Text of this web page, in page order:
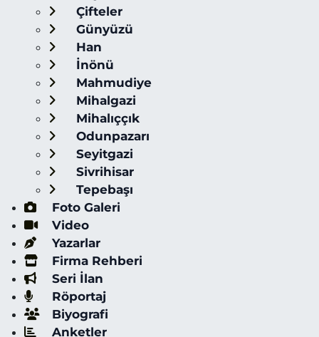
Çifteler
Günyüzü
Han
İnönü
Mahmudiye
Mihalgazi
Mihalıççık
Odunpazarı
Seyitgazi
Sivrihisar
Tepebaşı
Foto Galeri
Video
Yazarlar
Firma Rehberi
Seri İlan
Röportaj
Biyografi
Anketler